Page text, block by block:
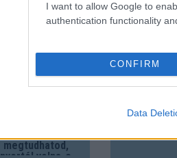
I want to allow Google to
authentication functionality
CONFIRM
Data
megtudhatod,